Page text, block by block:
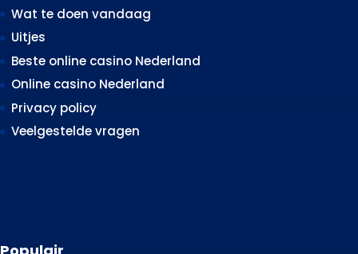
Wat te doen vandaag
Uitjes
Beste online casino Nederland
Online casino Nederland
Privacy policy
Veelgestelde vragen